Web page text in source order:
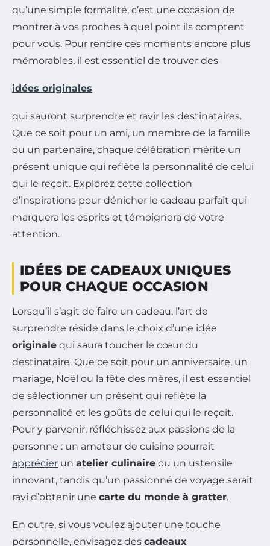
qu’une simple formalité, c’est une occasion de
montrer à vos proches à quel point ils comptent
pour vous. Pour rendre ces moments encore plus
mémorables, il est essentiel de trouver des
idées originales
qui sauront surprendre et ravir les destinataires.
Que ce soit pour un ami, un membre de la famille
ou un partenaire, chaque célébration mérite un
présent unique qui reflète la personnalité de celui
qui le reçoit. Explorez cette collection
d’inspirations pour dénicher le cadeau parfait qui
marquera les esprits et témoignera de votre
attention.
IDÉES DE CADEAUX UNIQUES
POUR CHAQUE OCCASION
Lorsqu’il s’agit de faire un cadeau, l’art de
surprendre réside dans le choix d’une idée
originale qui saura toucher le cœur du
destinataire. Que ce soit pour un anniversaire, un
mariage, Noël ou la fête des mères, il est essentiel
de sélectionner un présent qui reflète la
personnalité et les goûts de celui qui le reçoit.
Pour y parvenir, réfléchissez aux passions de la
personne : un amateur de cuisine pourrait
apprécier un atelier culinaire ou un ustensile
innovant, tandis qu’un passionné de voyage serait
ravi d’obtenir une carte du monde à gratter.
En outre, si vous voulez ajouter une touche
personnelle, envisagez des cadeaux